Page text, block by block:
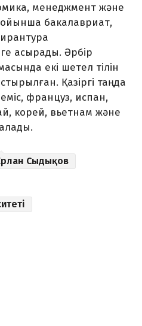
менеджмент және
бакалавриат,
асырады. Әрбір
екі шетел тілін
Қазіргі таңда
француз, испан,
корей, вьетнам және
Сыдықов